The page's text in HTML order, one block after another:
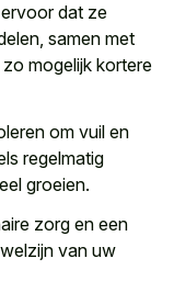
dat ze
samen met
mogelijk kortere
om vuil en
regelmatig
groeien.
zorg en een
van uw